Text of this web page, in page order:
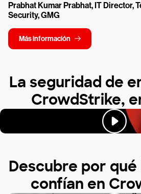
Prabhat Kumar Prabhat, IT Director,
Security, GMG
Más información
La seguridad de
CrowdStrike,
Descubre por
confían en